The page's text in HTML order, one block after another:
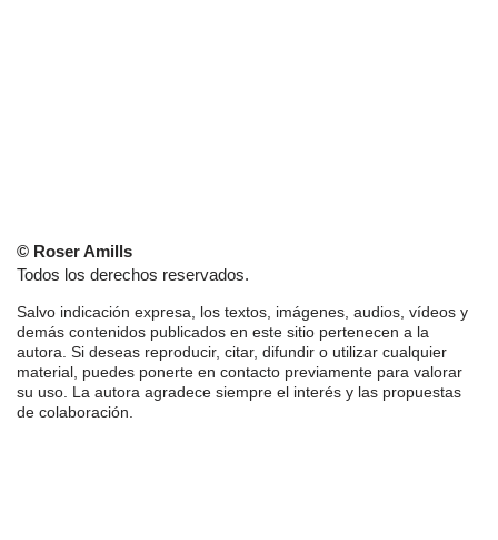
© Roser Amills
Todos los derechos reservados.
Salvo indicación expresa, los textos, imágenes, audios, vídeos y
demás contenidos publicados en este sitio pertenecen a la
autora. Si deseas reproducir, citar, difundir o utilizar cualquier
material, puedes ponerte en contacto previamente para valorar
su uso. La autora agradece siempre el interés y las propuestas
de colaboración.